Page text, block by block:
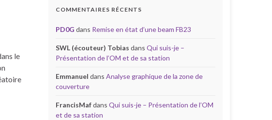
le
COMMENTAIRES RÉCENTS
PD0G dans Remise en état d’une beam FB23
SWL (écouteur) Tobias dans Qui suis-je –
Présentation de l’OM et de sa station
Emmanuel dans Analyse graphique de la zone de
couverture
FrancisMafdans Qui suis-je – Présentation de l’OM
et de sa station